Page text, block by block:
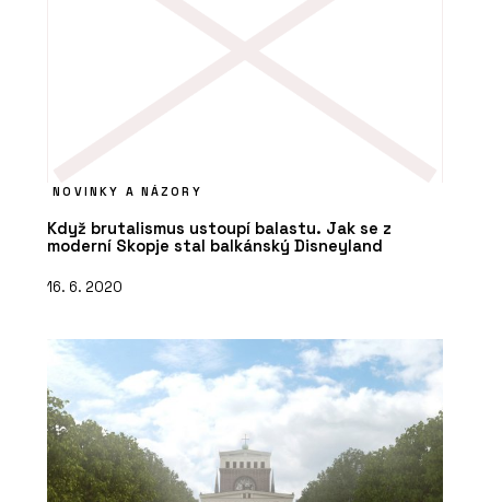
NOVINKY A NÁZORY
Když brutalismus ustoupí balastu. Jak se z
moderní Skopje stal balkánský Disneyland
16. 6. 2020